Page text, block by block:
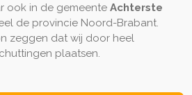
ook in de gemeente Achterste
de provincie Noord-Brabant.
zeggen dat wij door heel
plaatsen.